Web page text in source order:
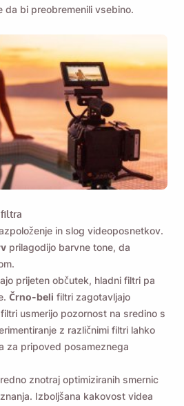
da bi preobremenili vsebino.
in slog videoposnetkov.
prilagodijo barvne tone, da
prijeten občutek, hladni filtri pa
Črno-beli filtri zagotavljajo
filtri usmerijo pozornost na sredino s
z različnimi filtri lahko
za pripoved posameznega
znotraj optimiziranih smernic
Izboljšana kakovost videa